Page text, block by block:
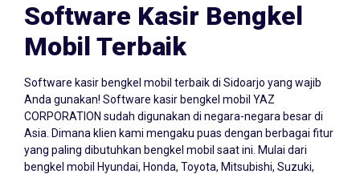
Software Kasir Bengkel
Mobil Terbaik
Software kasir bengkel mobil terbaik di Sidoarjo yang wajib
Anda gunakan! Software kasir bengkel mobil YAZ
CORPORATION sudah digunakan di negara-negara besar di
Asia. Dimana klien kami mengaku puas dengan berbagai fitur
yang paling dibutuhkan bengkel mobil saat ini. Mulai dari
bengkel mobil Hyundai, Honda, Toyota, Mitsubishi, Suzuki,